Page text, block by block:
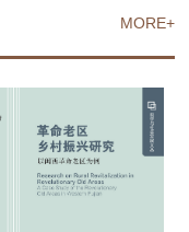
MORE+